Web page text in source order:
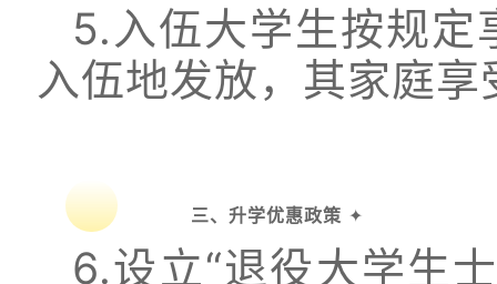
5.入伍大学生按规定
入伍地发放，其家庭
三、升学优惠政策 ✦
6.设立“退役大学生